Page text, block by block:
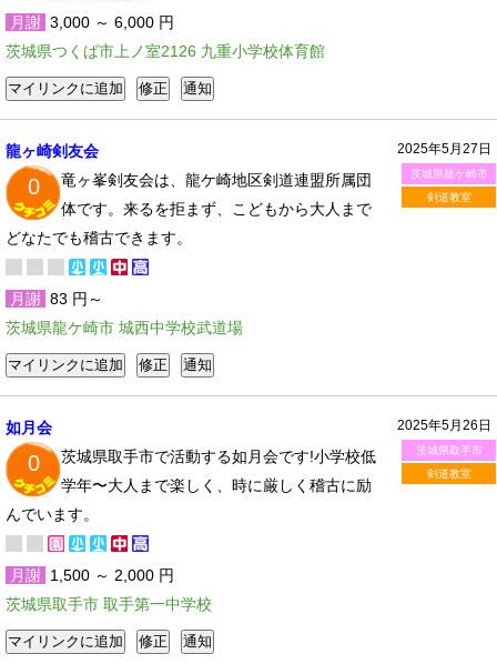
月謝 3,000 ～ 6,000 円
茨城県つくば市上ノ室2126 九重小学校体育館
2025年5月27日
茨城県龍ケ崎市
剣道教室
龍ヶ崎剣友会
0
竜ヶ峯剣友会は、龍ケ崎地区剣道連盟所属団
体です。来るを拒まず、こどもから大人まで
どなたでも稽古できます。
月謝 83 円～
茨城県龍ケ崎市 城西中学校武道場
2025年5月26日
茨城県取手市
剣道教室
如月会
0
茨城県取手市で活動する如月会です!小学校低
学年〜大人まで楽しく、時に厳しく稽古に励
んでいます。
月謝 1,500 ～ 2,000 円
茨城県取手市 取手第一中学校